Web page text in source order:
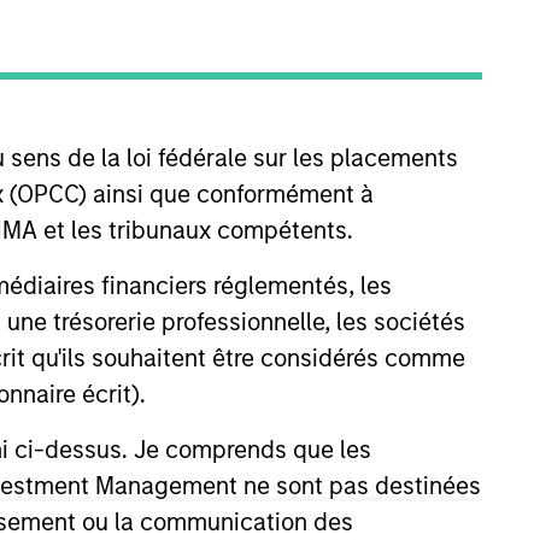
sens de la loi fédérale sur les placements
ainsi que conformément à
et les tribunaux compétents.
financiers réglementés, les
trésorerie professionnelle, les sociétés
qu'ils souhaitent être considérés comme
écrit).
ci-dessus. Je comprends que les
Management ne sont pas destinées
ou la communication des
that the investment mentioned
The trademarks and service marks
are providing these hyperlinks to you
investigation, verification or
the information contained on the site